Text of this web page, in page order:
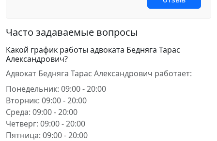
Часто задаваемые вопросы
Какой график работы адвоката Бедняга Тарас
Александрович?
Адвокат Бедняга Тарас Александрович работает:
Понедельник: 09:00 - 20:00
Вторник: 09:00 - 20:00
Среда: 09:00 - 20:00
Четверг: 09:00 - 20:00
Пятница: 09:00 - 20:00